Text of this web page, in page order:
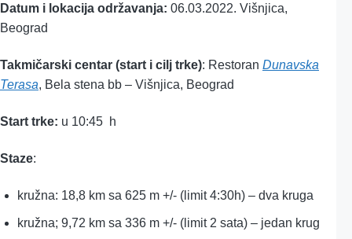
Datum i lokacija održavanja: 06.03.2022. Višnjica,
Beograd
Takmičarski centar (start i cilj trke): Restoran Dunavska
Terasa, Bela stena bb – Višnjica, Beograd
Start trke: u 10:45 h
Staze:
kružna: 18,8 km sa 625 m +/- (limit 4:30h) – dva kruga
kružna; 9,72 km sa 336 m +/- (limit 2 sata) – jedan krug